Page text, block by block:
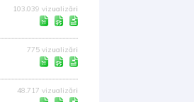
103.039 vizualizări
775 vizualizări
48.717 vizualizări